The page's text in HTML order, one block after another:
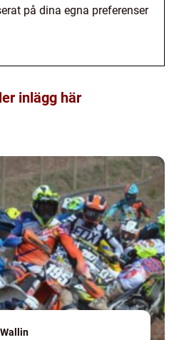
på dina egna preferenser
inlägg här